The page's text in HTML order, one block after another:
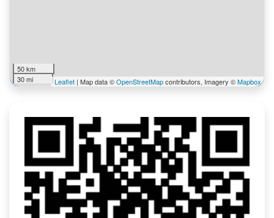
50 km
30 mi
Leaflet | Map data ©OpenStreetMapcontributors, Imagery ©Mapbox